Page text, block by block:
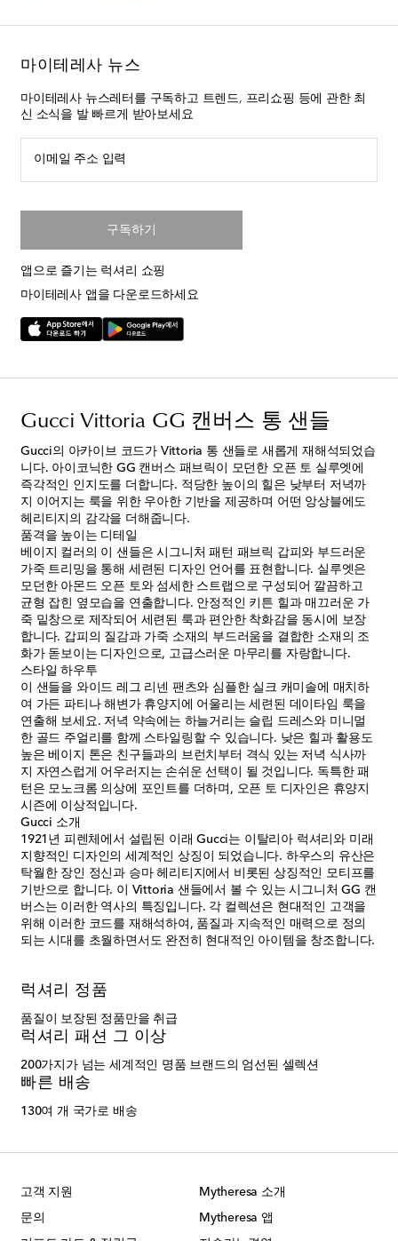
마이테레사 뉴스
마이테레사 뉴스레터를 구독하고 트렌드, 프리쇼핑 등에 관한 최
신 소식을 발 빠르게 받아보세요
이메일 주소 입력
구독하기
앱으로 즐기는 럭셔리 쇼핑
마이테레사 앱을 다운로드하세요
Gucci Vittoria GG 캔버스 통 샌들
Gucci의 아카이브 코드가 Vittoria 통 샌들로 새롭게 재해석되었습
니다. 아이코닉한 GG 캔버스 패브릭이 모던한 오픈 토 실루엣에
즉각적인 인지도를 더합니다. 적당한 높이의 힐은 낮부터 저녁까
지 이어지는 룩을 위한 우아한 기반을 제공하며 어떤 앙상블에도
헤리티지의 감각을 더해줍니다.
품격을 높이는 디테일
베이지 컬러의 이 샌들은 시그니처 패턴 패브릭 갑피와 부드러운
가죽 트리밍을 통해 세련된 디자인 언어를 표현합니다. 실루엣은
모던한 아몬드 오픈 토와 섬세한 스트랩으로 구성되어 깔끔하고
균형 잡힌 옆모습을 연출합니다. 안정적인 키튼 힐과 매끄러운 가
죽 밑창으로 제작되어 세련된 룩과 편안한 착화감을 동시에 보장
합니다. 갑피의 질감과 가죽 소재의 부드러움을 결합한 소재의 조
화가 돋보이는 디자인으로, 고급스러운 마무리를 자랑합니다.
스타일 하우투
이 샌들을 와이드 레그 리넨 팬츠와 심플한 실크 캐미솔에 매치하
여 가든 파티나 해변가 휴양지에 어울리는 세련된 데이타임 룩을
연출해 보세요. 저녁 약속에는 하늘거리는 슬립 드레스와 미니멀
한 골드 주얼리를 함께 스타일링할 수 있습니다. 낮은 힐과 활용도
높은 베이지 톤은 친구들과의 브런치부터 격식 있는 저녁 식사까
지 자연스럽게 어우러지는 손쉬운 선택이 될 것입니다. 독특한 패
턴은 모노크롬 의상에 포인트를 더하며, 오픈 토 디자인은 휴양지
시즌에 이상적입니다.
Gucci 소개
1921년 피렌체에서 설립된 이래 Gucci는 이탈리아 럭셔리와 미래
지향적인 디자인의 세계적인 상징이 되었습니다. 하우스의 유산은
탁월한 장인 정신과 승마 헤리티지에서 비롯된 상징적인 모티프를
기반으로 합니다. 이 Vittoria 샌들에서 볼 수 있는 시그니처 GG 캔
버스는 이러한 역사의 특징입니다. 각 컬렉션은 현대적인 고객을
위해 이러한 코드를 재해석하여, 품질과 지속적인 매력으로 정의
되는 시대를 초월하면서도 완전히 현대적인 아이템을 창조합니다.
럭셔리 정품
품질이 보장된 정품만을 취급
럭셔리 패션 그 이상
200가지가 넘는 세계적인 명품 브랜드의 엄선된 셀렉션
빠른 배송
130여 개 국가로 배송
고객 지원
문의
Mytheresa 소개
Mytheresa 앱